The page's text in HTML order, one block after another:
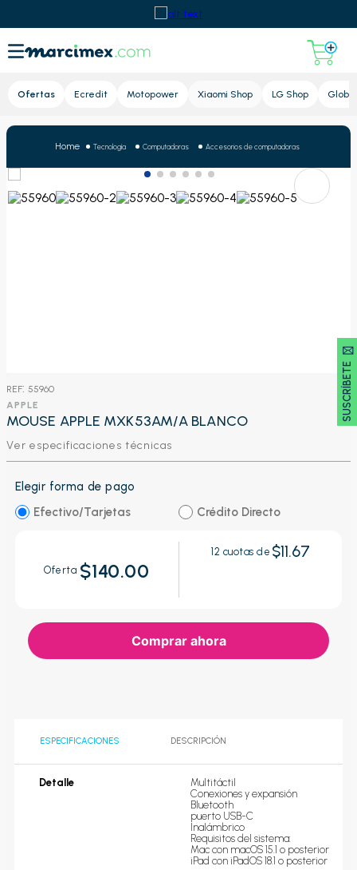
Ofertas Ecredit Motopower Xiaomi Shop LG Shop Global
SUSCRÍBETE 🖂
Tecnología Computadoras Accesorios de computadoras
: 55960
APPLE
MOUSE APPLE MXK53AM/A BLANCO
Ver especificaciones técnicas
Elegir forma de pago
Efectivo/Tarjetas
Crédito Directo
Oferta $140.00
12 cuotas de $11.67
Comprar ahora
ESPECIFICACIONES DESCRIPCIÓN
Detalle
Multitáctil
Conexiones y expansión
Bluetooth
puerto USB-C
Inalámbrico
Requisitos del sistema:
Mac con macOS 15.1 o posterior
iPad con iPadOS 18.1 o posterior